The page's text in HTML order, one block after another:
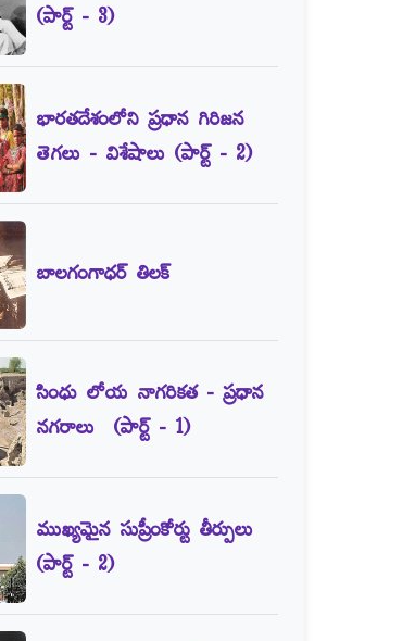
(పార్ట్‌ - 3)
భారతదేశంలోని ప్రధాన గిరిజన
తెగలు - విశేషాలు (పార్ట్‌ - 2)
బాలగంగాధర్‌ తిలక్‌
సింధు లోయ నాగరికత - ప్రధాన
నగరాలు (పార్ట్‌ - 1)
ముఖ్యమైన సుప్రీంకోర్టు తీర్పులు
(పార్ట్‌ - 2)